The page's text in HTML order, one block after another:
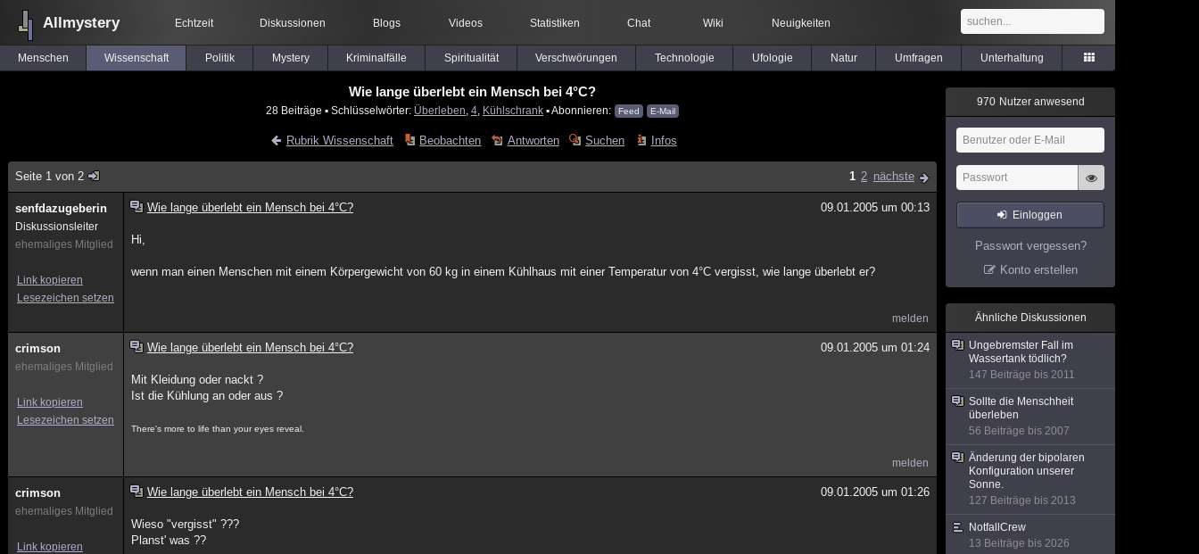
Allmystery Echtzeit Diskussionen Blogs Videos Statistiken Chat Wiki Neuigkeiten
Menschen Wissenschaft Politik Mystery Kriminalfälle Spiritualität Verschwörungen Technologie Ufologie Natur Umfragen Unterhaltung
Wie lange überlebt ein Mensch bei 4°C?
28 Beiträge ▪ Schlüsselwörter: Überleben 4 Kühlschrank ▪ Abonnieren: Feed E-Mail
Rubrik Wissenschaft Beobachten Antworten Suchen Infos
Seite 1 von 2 1 2 nächste
senfdazugeberin
Diskussionsleiter
ehemaliges Mitglied
Link kopieren
Lesezeichen setzen
Wie lange überlebt ein Mensch bei 4°C? 09.01.2005 um 00:13
Hi,
wenn man einen Menschen mit einem Körpergewicht von 60 kg in einem Kühlhaus mit einer Temperatur von 4°C vergisst, wie lange überlebt er?
melden
crimson
ehemaliges Mitglied
Link kopieren
Lesezeichen setzen
Wie lange überlebt ein Mensch bei 4°C? 09.01.2005 um 01:24
Mit Kleidung oder nackt ?
Ist die Kühlung an oder aus ?
There's more to life than your eyes reveal.
melden
crimson
ehemaliges Mitglied
Link kopieren
Wie lange überlebt ein Mensch bei 4°C? 09.01.2005 um 01:26
Wieso "vergisst" ???
Planst' was ??
970 Nutzer anwesend
Einloggen
Passwort vergessen?
Konto erstellen
Ähnliche Diskussionen
Ungebremster Fall im
Wassertank tödlich?
147 Beiträge bis 2011
Sollte die Menschheit
überleben
56 Beiträge bis 2007
Änderung der bipolaren
Konfiguration unserer
Sonne.
127 Beiträge bis 2013
NotfallCrew
13 Beiträge bis 2026